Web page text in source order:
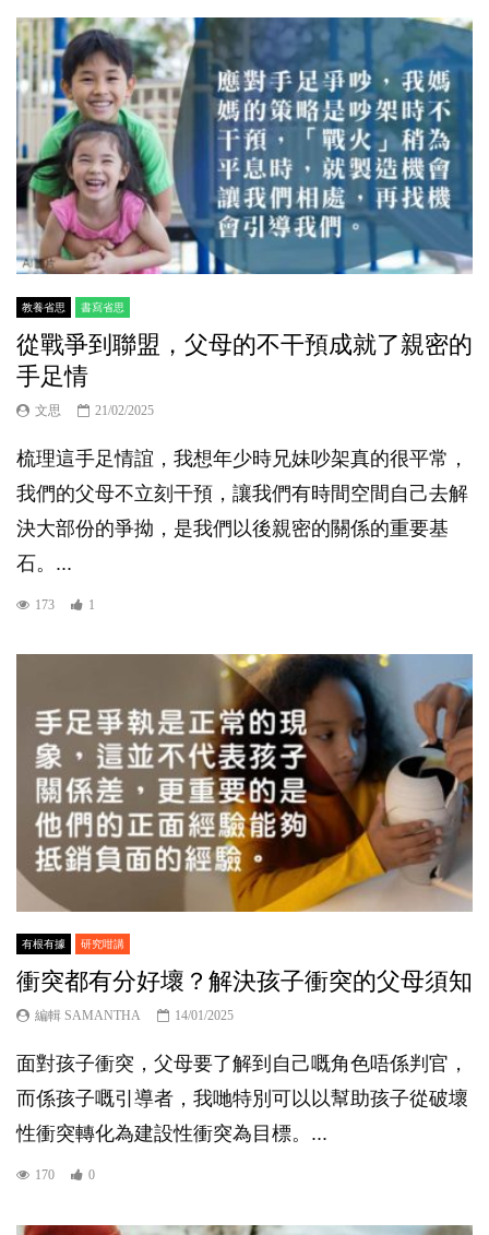
教養省思 書寫省思
從戰爭到聯盟，父母的不干預成就了親密的
手足情
文思 21/02/2025
梳理這手足情誼，我想年少時兄妹吵架真的很平常，
我們的父母不立刻干預，讓我們有時間空間自己去解
決大部份的爭拗，是我們以後親密的關係的重要基
石。...
173 1
有根有據 研究咁講
衝突都有分好壞？解決孩子衝突的父母須知
編輯 SAMANTHA 14/01/2025
面對孩子衝突，父母要了解到自己嘅角色唔係判官，
而係孩子嘅引導者，我哋特別可以以幫助孩子從破壞
性衝突轉化為建設性衝突為目標。...
170 0